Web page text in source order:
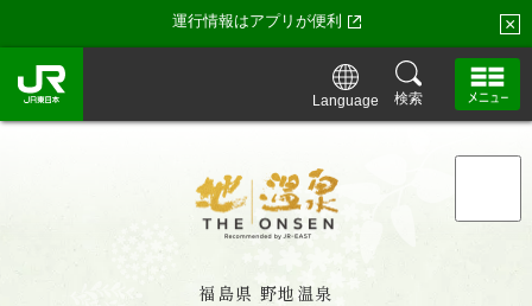
運行情報はアプリが便利 ×
Language 検索
「地・温泉」が特別な理由
福島県 野地温泉